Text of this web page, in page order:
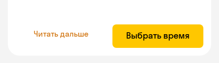
Читать дальше Выбрать время